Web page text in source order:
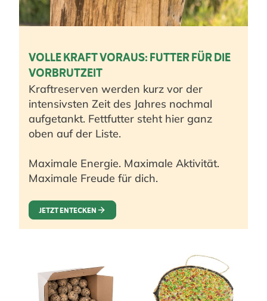
VOLLE KRAFT VORAUS: FUTTER FÜR DIE
VORBRUTZEIT
Kraftreserven werden kurz vor der
intensivsten Zeit des Jahres nochmal
aufgetankt. Fettfutter steht hier ganz
oben auf der Liste.
Maximale Energie. Maximale Aktivität.
Maximale Freude für dich.
JETZT ENTECKEN